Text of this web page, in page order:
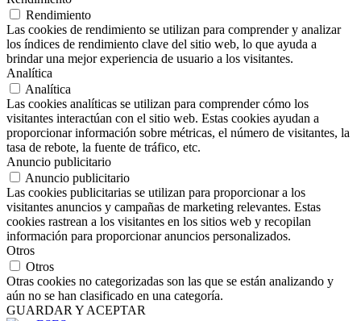
Rendimiento
Las cookies de rendimiento se utilizan para comprender y analizar
los índices de rendimiento clave del sitio web, lo que ayuda a
brindar una mejor experiencia de usuario a los visitantes.
Analítica
Analítica
Las cookies analíticas se utilizan para comprender cómo los
visitantes interactúan con el sitio web. Estas cookies ayudan a
proporcionar información sobre métricas, el número de visitantes, la
tasa de rebote, la fuente de tráfico, etc.
Anuncio publicitario
Anuncio publicitario
Las cookies publicitarias se utilizan para proporcionar a los
visitantes anuncios y campañas de marketing relevantes. Estas
cookies rastrean a los visitantes en los sitios web y recopilan
información para proporcionar anuncios personalizados.
Otros
Otros
Otras cookies no categorizadas son las que se están analizando y
aún no se han clasificado en una categoría.
GUARDAR Y ACEPTAR